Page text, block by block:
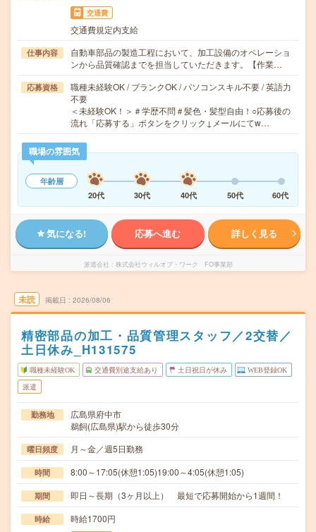
交通費
交通費規定内支給
仕事内容
自動車部品の製造工程において、加工設備のオペレーショ
ンから品質確認までを担当していただきます。【作業…
応募資格
職種未経験OK / ブランクOK / パソコンスキル不要 / 英語力
不要
＜未経験OK！＞＃学歴不問＃髪色・髪型自由！○応募後の
流れ「応募する」ボタンをクリック↓メールにてw…
職場の雰囲気
年齢層
20代
30代 40代 50代 60代
気になる! 応募へ進む 詳しく見る
派遣会社 株式会社ウィルオブ・ワーク FO事業部
未読 掲載日 2026/08/06
精密部品の加工・品質管理スタッフ／2交替／
土日休み_H131575
職種未経験OK 交通費別途支給あり 土日祝日が休み WEB登録OK
派遣
勤務地
広島県府中市
鵜飼(広島県)駅から徒歩30分
曜日頻度 月～金／週5日勤務
時間 8:00～17:05(休憩1:05)19:00～4:05(休憩1:05)
期間 即日～長期（3ヶ月以上） 最短で応募開始から1週間！
時給 時給1700円